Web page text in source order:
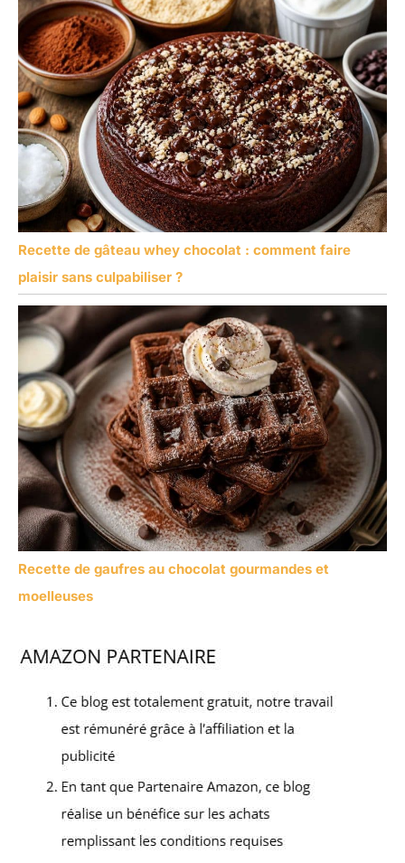
Recette de gâteau whey chocolat : comment faire
plaisir sans culpabiliser ?
Recette de gaufres au chocolat gourmandes et
moelleuses